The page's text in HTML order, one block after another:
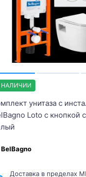
НАЛИЧИИ
унитаза с
Loto с кнопкой
BelBagno
Доставка в пределах